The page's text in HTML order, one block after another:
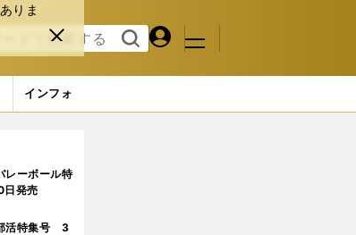
りま
閉じ
る
検索
る
マイペ
ジ
メニュ
インフォ
トネス７連覇中の絶対王者・安井友梨のボディメイク術
ーボール特
発売
活特集号 3